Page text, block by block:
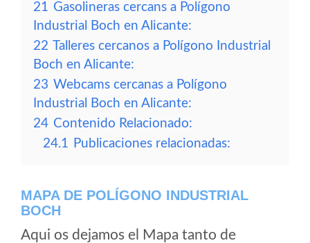
21 Gasolineras cercans a Polígono
Industrial Boch en Alicante:
22 Talleres cercanos a Polígono Industrial
Boch en Alicante:
23 Webcams cercanas a Polígono
Industrial Boch en Alicante:
24 Contenido Relacionado:
24.1 Publicaciones relacionadas:
MAPA DE POLÍGONO INDUSTRIAL
BOCH
Aqui os dejamos el Mapa tanto de